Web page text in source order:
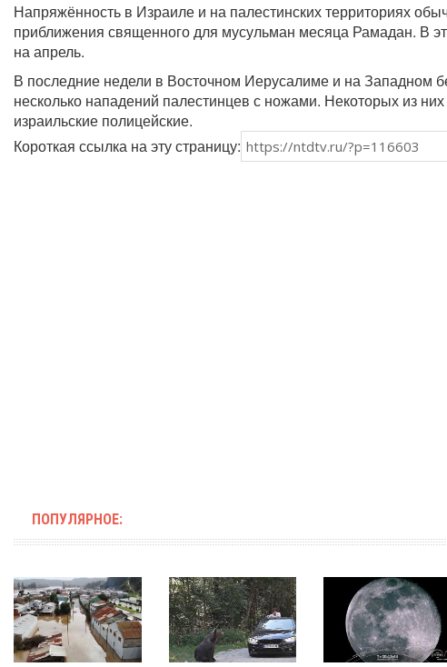
Напряжённость в Израиле и на палестинских территориях
приближения священного для мусульман месяца Рамадан. В
на апрель.
В последние недели в Восточном Иерусалиме и на Западном
несколько нападений палестинцев с ножами. Некоторых из них
израильские полицейские.
Короткая ссылка на эту страницу:
ПОПУЛЯРНОЕ: